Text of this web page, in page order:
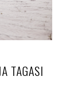
TAGASI